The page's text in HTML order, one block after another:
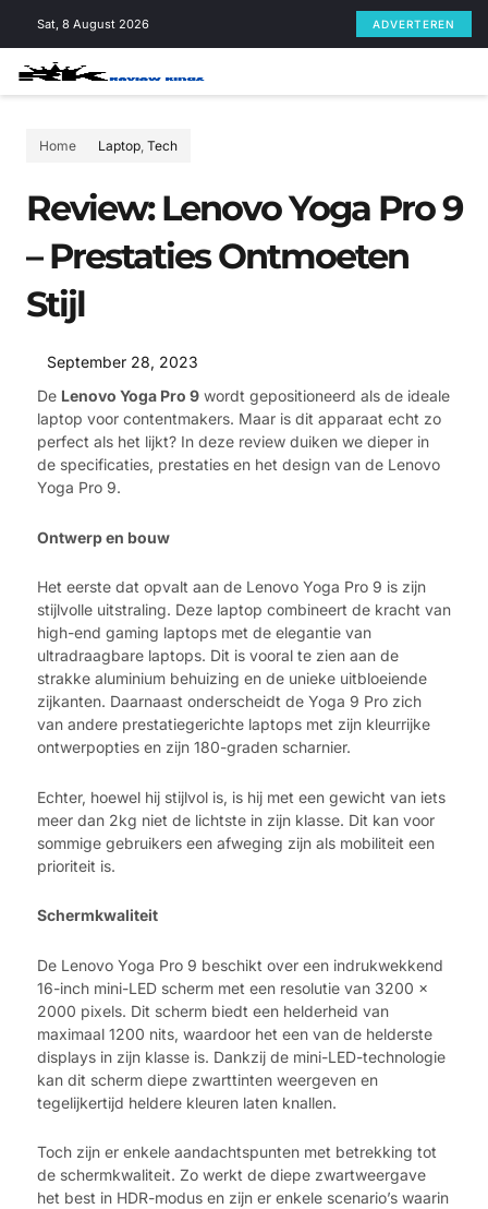
Sat, 8 August 2026 ADVERTEREN
Home Laptop, Tech
Review: Lenovo Yoga Pro 9
– Prestaties Ontmoeten
Stijl
September 28, 2023
De Lenovo Yoga Pro 9 wordt gepositioneerd als de ideale
laptop voor contentmakers. Maar is dit apparaat echt zo
perfect als het lijkt? In deze review duiken we dieper in
de specificaties, prestaties en het design van de Lenovo
Yoga Pro 9.
Ontwerp en bouw
Het eerste dat opvalt aan de Lenovo Yoga Pro 9 is zijn
stijlvolle uitstraling. Deze laptop combineert de kracht van
high-end gaming laptops met de elegantie van
ultradraagbare laptops. Dit is vooral te zien aan de
strakke aluminium behuizing en de unieke uitbloeiende
zijkanten. Daarnaast onderscheidt de Yoga 9 Pro zich
van andere prestatiegerichte laptops met zijn kleurrijke
ontwerpopties en zijn 180-graden scharnier.
Echter, hoewel hij stijlvol is, is hij met een gewicht van iets
meer dan 2kg niet de lichtste in zijn klasse. Dit kan voor
sommige gebruikers een afweging zijn als mobiliteit een
prioriteit is.
Schermkwaliteit
De Lenovo Yoga Pro 9 beschikt over een indrukwekkend
16-inch mini-LED scherm met een resolutie van 3200 x
2000 pixels. Dit scherm biedt een helderheid van
maximaal 1200 nits, waardoor het een van de helderste
displays in zijn klasse is. Dankzij de mini-LED-technologie
kan dit scherm diepe zwarttinten weergeven en
tegelijkertijd heldere kleuren laten knallen.
Toch zijn er enkele aandachtspunten met betrekking tot
de schermkwaliteit. Zo werkt de diepe zwartweergave
het best in HDR-modus en zijn er enkele scenario’s waarin